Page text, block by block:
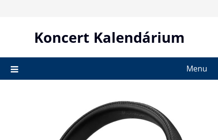
Koncert Kalendárium
Menu